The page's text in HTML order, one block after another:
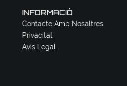
INFORMACIÓ
Contacte Amb Nosaltres
Privacitat
Avís Legal